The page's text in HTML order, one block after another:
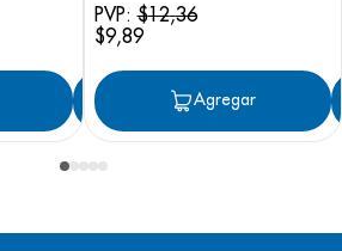
Agregar
PVP:$12,36
$9,89
Agregar